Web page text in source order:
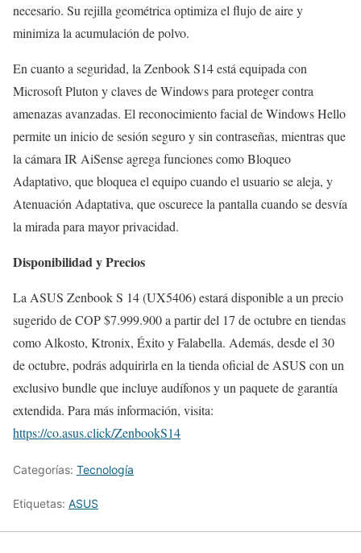
necesario. Su rejilla geométrica optimiza el flujo de aire y
minimiza la acumulación de polvo.
En cuanto a seguridad, la Zenbook S14 está equipada con
Microsoft Pluton y claves de Windows para proteger contra
amenazas avanzadas. El reconocimiento facial de Windows Hello
permite un inicio de sesión seguro y sin contraseñas, mientras que
la cámara IR AiSense agrega funciones como Bloqueo
Adaptativo, que bloquea el equipo cuando el usuario se aleja, y
Atenuación Adaptativa, que oscurece la pantalla cuando se desvía
la mirada para mayor privacidad.
Disponibilidad y Precios
La ASUS Zenbook S 14 (UX5406) estará disponible a un precio
sugerido de COP $7.999.900 a partir del 17 de octubre en tiendas
como Alkosto, Ktronix, Éxito y Falabella. Además, desde el 30
de octubre, podrás adquirirla en la tienda oficial de ASUS con un
exclusivo bundle que incluye audífonos y un paquete de garantía
extendida. Para más información, visita:
https://co.asus.click/ZenbookS14
Categorías: Tecnología
Etiquetas: ASUS